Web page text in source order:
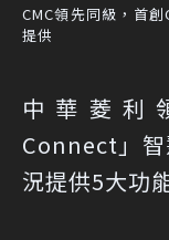
CMC領先同級，首
提供
中華菱利
Connect」智
況提供5大功